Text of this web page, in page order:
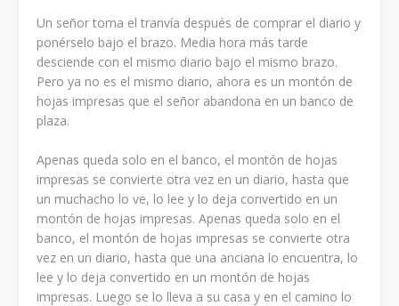
Un señor toma el tranvía después de comprar el diario y
ponérselo bajo el brazo. Media hora más tarde
desciende con el mismo diario bajo el mismo brazo.
Pero ya no es el mismo diario, ahora es un montón de
hojas impresas que el señor abandona en un banco de
plaza.
Apenas queda solo en el banco, el montón de hojas
impresas se convierte otra vez en un diario, hasta que
un muchacho lo ve, lo lee y lo deja convertido en un
montón de hojas impresas. Apenas queda solo en el
banco, el montón de hojas impresas se convierte otra
vez en un diario, hasta que una anciana lo encuentra, lo
lee y lo deja convertido en un montón de hojas
impresas. Luego se lo lleva a su casa y en el camino lo